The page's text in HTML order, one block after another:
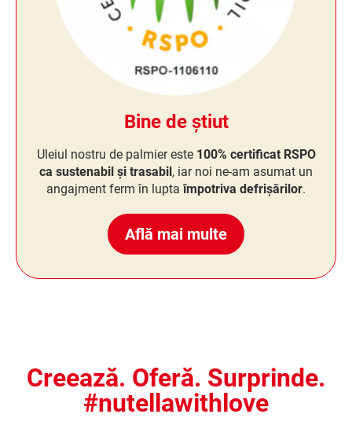
Bine de știut
Uleiul nostru de palmier este 100% certificat RSPO
ca sustenabil și trasabil , iar noi ne-am asumat un
angajment ferm în luptaîmpotriva defrișărilor.
Află mai multe
Creează. Oferă. Surprinde.
#nutellawithlove